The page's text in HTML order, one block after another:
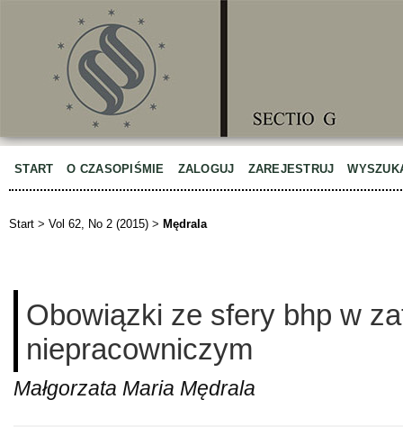
START O CZASOPIŚMIE ZALOGUJ ZAREJESTRUJ
Start > Vol 62, No 2 (2015) > Mędrala
Obowiązki ze sfery bhp w
niepracowniczym
Małgorzata Maria Mędrala